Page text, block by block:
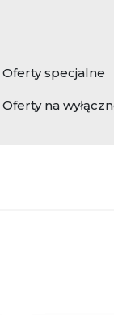
Oferty specjalne
Oferty na